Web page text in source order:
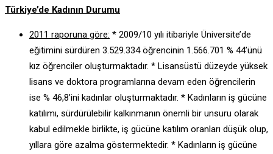
Türkiye’de Kadının Durumu
2011 raporuna göre: * 2009/10 yılı itibariyle Üniversite’de
eğitimini sürdüren 3.529.334 öğrencinin 1.566.701 % 44’ünü
kız öğrenciler oluşturmaktadır. * Lisansüstü düzeyde yüksek
lisans ve doktora programlarına devam eden öğrencilerin
ise % 46,8’ini kadınlar oluşturmaktadır. * Kadınların iş gücüne
katılımı, sürdürülebilir kalkınmanın önemli bir unsuru olarak
kabul edilmekle birlikte, iş gücüne katılım oranları düşük olup,
yıllara göre azalma göstermektedir. * Kadınların iş gücüne